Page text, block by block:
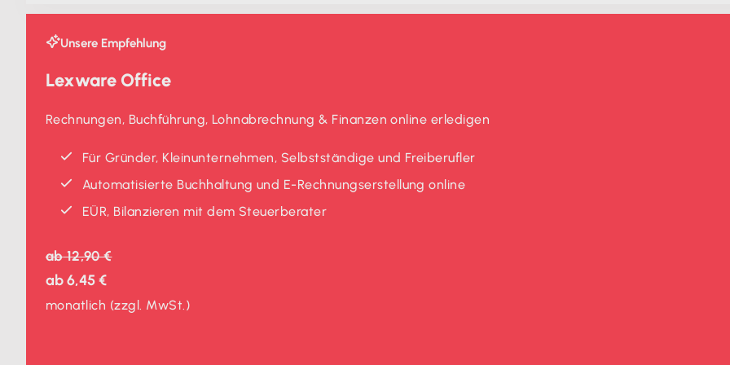
Unsere Empfehlung
Lexware Office
Rechnungen, Buchführung, Lohnabrechnung & Finanzen online erledigen
Für Gründer, Kleinunternehmen, Selbstständige und Freiberufler
Automatisierte Buchhaltung und E-Rechnungserstellung online
EÜR, Bilanzieren mit dem Steuerberater
ab12,90 €
ab6,45 €
monatlich (zzgl. MwSt.)